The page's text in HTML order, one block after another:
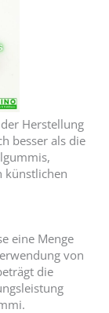
Herstellung
besser als die
künstlichen
eine Menge
von
die